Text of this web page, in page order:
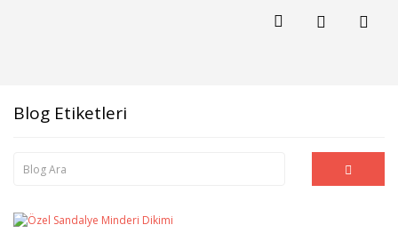
Blog Etiketleri